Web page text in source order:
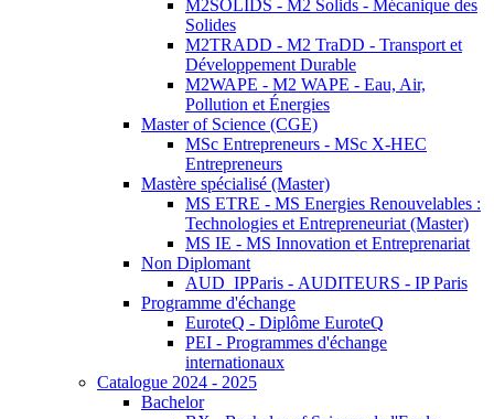
M2SOLIDS - M2 Solids - Mécanique des
Solides
M2TRADD - M2 TraDD - Transport et
Développement Durable
M2WAPE - M2 WAPE - Eau, Air,
Pollution et Énergies
Master of Science (CGE)
MSc Entrepreneurs - MSc X-HEC
Entrepreneurs
Mastère spécialisé (Master)
MS ETRE - MS Energies Renouvelables :
Technologies et Entrepreneuriat (Master)
MS IE - MS Innovation et Entreprenariat
Non Diplomant
AUD_IPParis - AUDITEURS - IP Paris
Programme d'échange
EuroteQ - Diplôme EuroteQ
PEI - Programmes d'échange
internationaux
Catalogue 2024 - 2025
Bachelor